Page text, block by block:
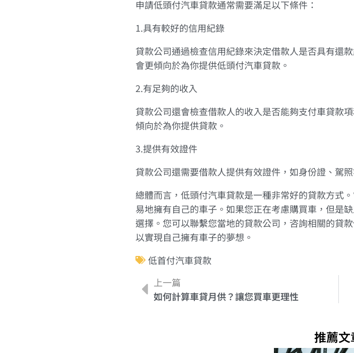
申請低頭付汽車貸款通常需要滿足以下條件：
1.具有較好的信用紀錄
貸款公司通過檢查信用紀錄來決定借款人是否具有還
會更傾向於為你提供低頭付汽車貸款。
2.有足夠的收入
貸款公司還會檢查借款人的收入是否能夠支付車貸款
傾向於為你提供貸款。
3.提供有效證件
貸款公司還需要借款人提供有效證件，如身份證、駕
總體而言，低頭付汽車貸款是一種非常好的貸款方式
易地擁有自己的車子。如果您正在考慮購買車，但是
選擇。您可以聯繫您當地的貸款公司，咨詢相關的貸
以實現自己擁有車子的夢想。
低首付汽車貸款
上一篇
如何計算車貸月供？讓您買車更理性
推薦文